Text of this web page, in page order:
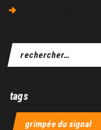
tags
grimpée du signal